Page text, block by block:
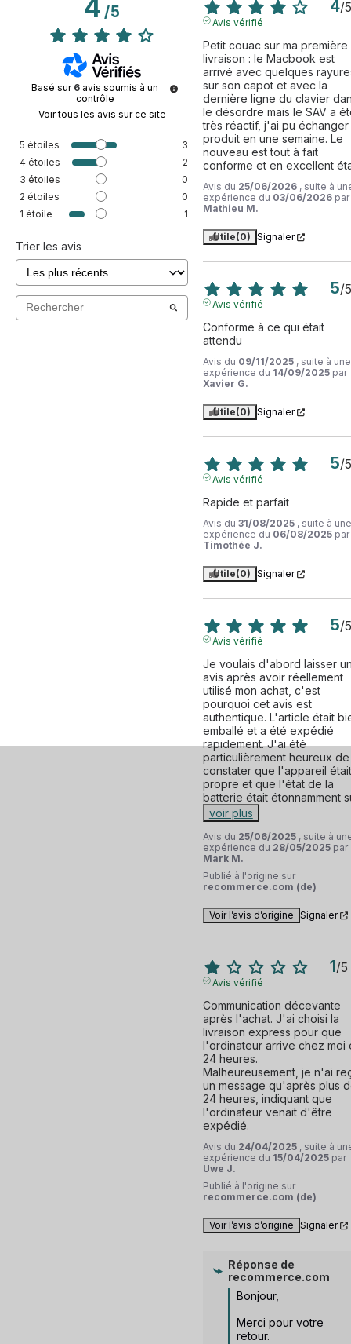
4/5
Basé sur 6 avis soumis à un
contrôle
Voir tous les avis sur ce site
5 étoiles
3
4 étoiles
2
3 étoiles
0
2 étoiles
0
1 étoile 1
Trier les avis
4/5
Avis vérifié
Petit couac sur ma première
livraison : le Macbook est
arrivé avec quelques
sur son capot et avec la
dernière ligne du clavier
le désordre mais le SAV a
très réactif, j'ai pu échanger
produit en une semaine. Le
nouveau est tout à fait
conforme et en excellent
Avis du 25/06/2026 , suite à
expérience du 03/06/2026 par
Mathieu M.
Utile(0) Signaler
5/5
Avis vérifié
Conforme à ce qui était
attendu
Avis du 09/11/2025 , suite à une
expérience du 14/09/2025 par
Xavier G.
Utile(0) Signaler
5/5
Avis vérifié
Rapide et parfait
Avis du 31/08/2025 , suite à une
expérience du 06/08/2025 par
Timothée J.
Utile(0) Signaler
5/5
Avis vérifié
Je voulais d'abord laisser
avis après avoir réellement
utilisé mon achat, c'est
pourquoi cet avis est
authentique. L'article était
emballé et a été expédié
rapidement. J'ai été
particulièrement heureux de
constater que l'appareil était
propre et que l'état de la
batterie était étonnamment
voir plus
Avis du 25/06/2025 , suite à
expérience du 28/05/2025 par
Mark M.
Publié à l'origine sur
recommerce.com (de)
Voir l’avis d’origine Signaler
1/5
Avis vérifié
Communication décevante
après l'achat. J'ai choisi la
livraison express pour que
l'ordinateur arrive chez moi
24 heures.
Malheureusement, je n'ai
un message qu'après plus
24 heures, indiquant que
l'ordinateur venait d'être
expédié.
Avis du 24/04/2025 , suite à
expérience du 15/04/2025 par
Uwe J.
Publié à l'origine sur
recommerce.com (de)
Voir l’avis d’origine Signaler
Réponse de
recommerce.com
Bonjour,
Merci pour votre
retour.